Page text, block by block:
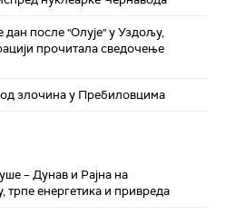
дан после "Олује" у Уздољу,
прочитала сведочење
злочина у Пребиловцима
– Дунав и Рајна на
трпе енергетика и привреда